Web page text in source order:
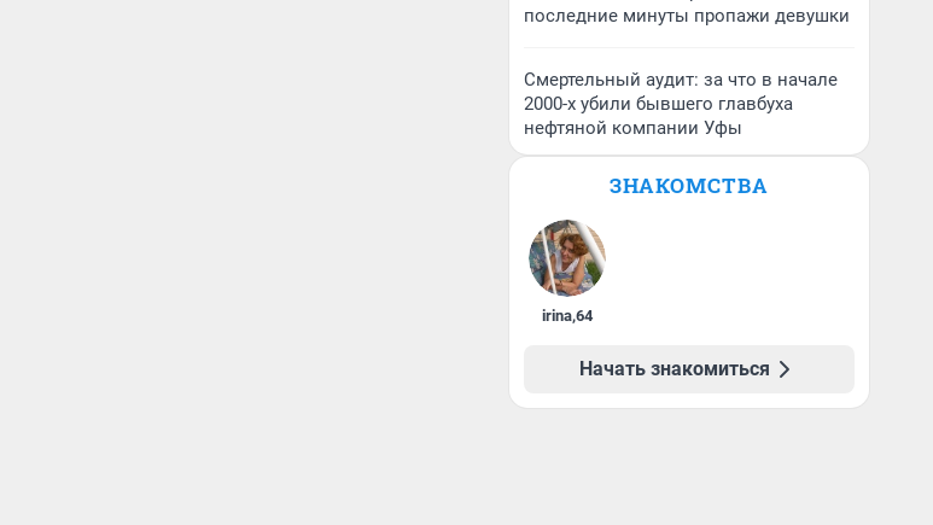
последние минуты пропажи девушки
Смертельный аудит: за что в начале
2000-х убили бывшего главбуха
нефтяной компании Уфы
ЗНАКОМСТВА
irina,64
Начать знакомиться